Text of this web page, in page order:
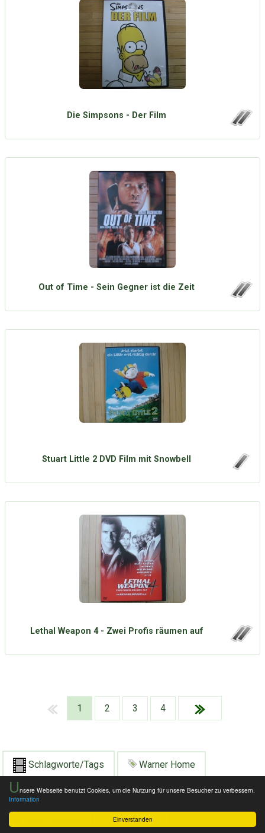
Einverstanden
Unsere Webseite benutzt Cookies, um die Nutzung für unsere Besucher zu verbessern.
Information
Die Simpsons - Der Film
Out of Time - Sein Gegner ist die Zeit
Stuart Little 2 DVD Film mit Snowbell
Lethal Weapon 4 - Zwei Profis räumen auf
1 2 3 4
Schlagworte/Tags Warner Home
Walt Disney Universum Film
Vin Diesel